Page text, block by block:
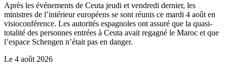
Après les événements de Ceuta jeudi et vendredi dernier, les
ministres de l’intérieur européens se sont réunis ce mardi 4 août en
visioconférence. Les autorités espagnoles ont assuré que la quasi-
totalité des personnes entrées à Ceuta avait regagné le Maroc et que
l’espace Schengen n’était pas en danger.
Le 4 août 2026